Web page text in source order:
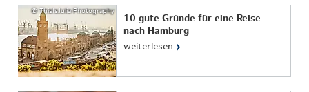
© ThisIsJulia Photography
10 gute Gründe für eine Reise
nach Hamburg
weiterlesen ›